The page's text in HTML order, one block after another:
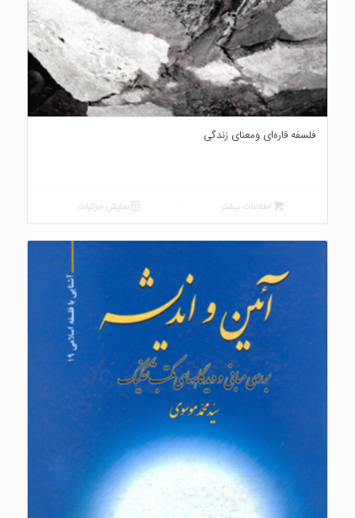
فلسفه قاره‌ای ومعنای زندگی
اطلاعات بیشتر نمایش جزئیات